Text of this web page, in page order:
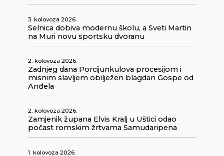
3. kolovoza 2026.
Selnica dobiva modernu školu, a Sveti Martin
na Muri novu sportsku dvoranu
2. kolovoza 2026.
Zadnjeg dana Porcijunkulova procesijom i
misnim slavljem obilježen blagdan Gospe od
Anđela
2. kolovoza 2026.
Zamjenik župana Elvis Kralj u Uštici odao
počast romskim žrtvama Samudaripena
1. kolovoza 2026.